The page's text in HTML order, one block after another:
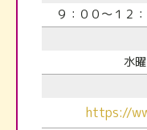
９：００～１２
水
https://